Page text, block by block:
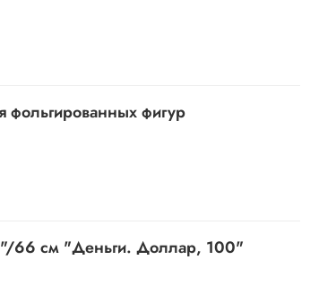
фольгированных фигур
66 см "Деньги. Доллар, 100"